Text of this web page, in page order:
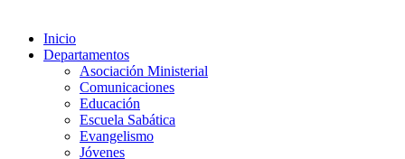
Inicio
Departamentos
Asociación Ministerial
Comunicaciones
Educación
Escuela Sabática
Evangelismo
Jóvenes